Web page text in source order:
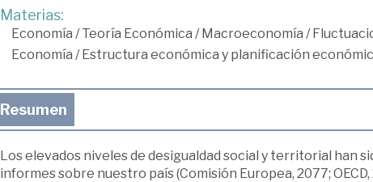
Materias:
Economía /Teoría Económica /Macroeconomía /
Economía /Estructura económica y planificación
Resumen
Los elevados niveles de desigualdad social y territorial han
informes sobre nuestro país (Comisión Europea, 2077;